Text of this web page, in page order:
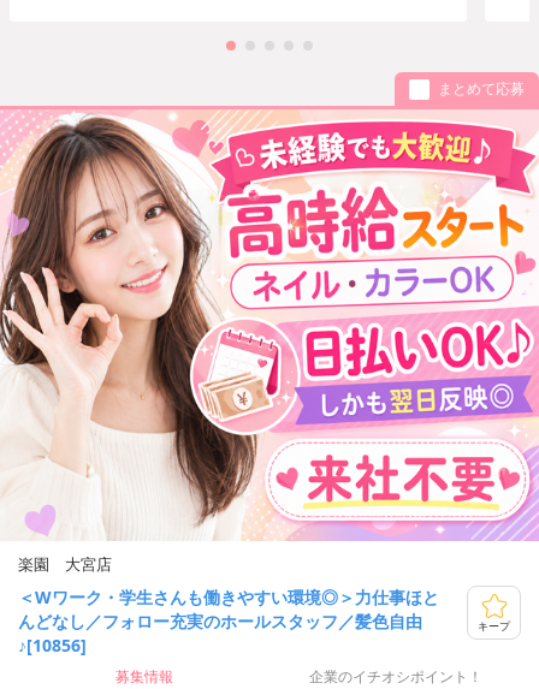
まとめて応募
楽園 大宮店
＜Wワーク・学生さんも働きやすい環境◎＞力仕事ほと
んどなし／フォロー充実のホールスタッフ／髪色自由
♪[10856]
キープ
募集情報 企業のイチオシポイント！